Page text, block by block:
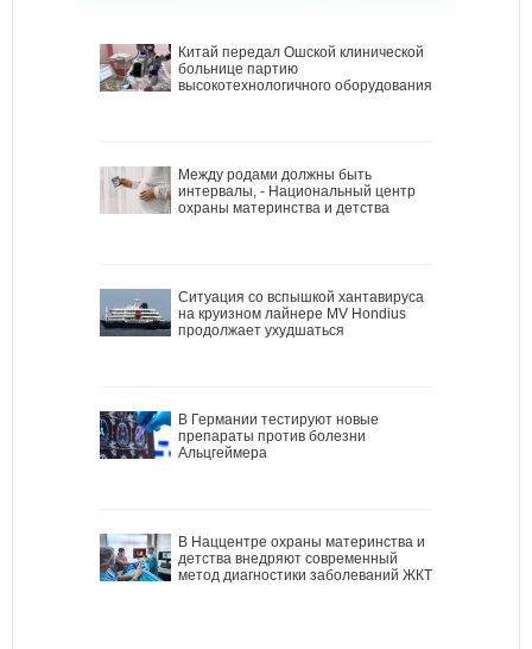
Китай передал Ошской клинической
больнице партию
высокотехнологичного оборудования
Между родами должны быть
интервалы, - Национальный центр
охраны материнства и детства
Ситуация со вспышкой хантавируса
на круизном лайнере MV Hondius
продолжает ухудшаться
В Германии тестируют новые
препараты против болезни
Альцгеймера
В Наццентре охраны материнства и
детства внедряют современный
метод диагностики заболеваний ЖКТ